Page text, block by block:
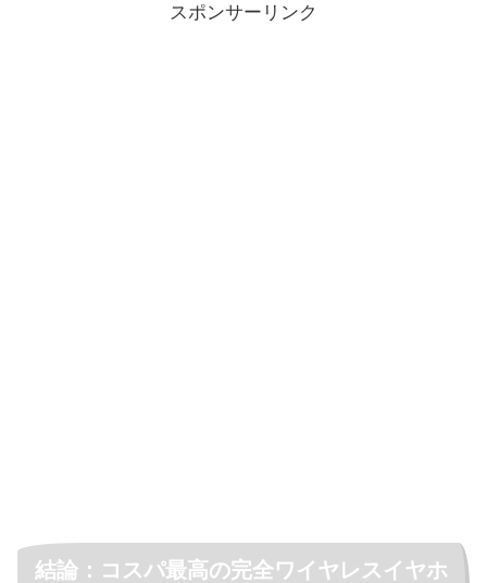
スポンサーリンク
結論：コスパ最高の完全ワイヤレスイヤホ